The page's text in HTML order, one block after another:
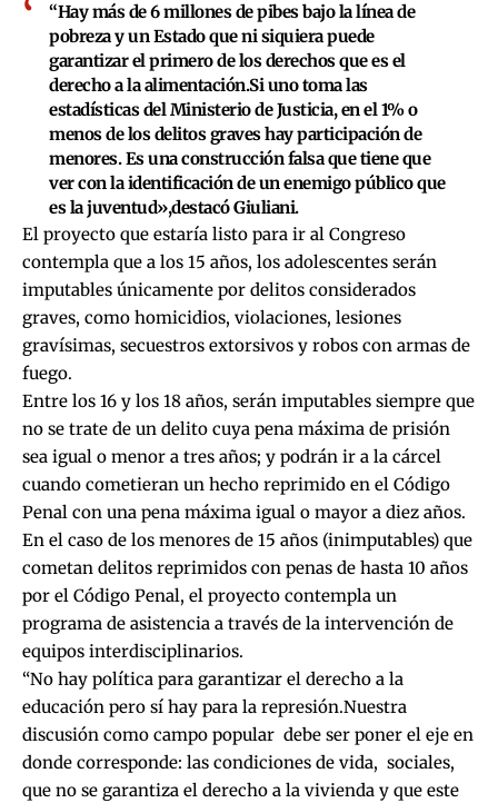
“Hay más de 6 millones de pibes bajo la línea de
pobreza y un Estado que ni siquiera puede
garantizar el primero de los derechos que es el
derecho a la alimentación.Si uno toma las
estadísticas del Ministerio de Justicia, en el 1% o
menos de los delitos graves hay participación de
menores. Es una construcción falsa que tiene que
ver con la identificación de un enemigo público que
es la juventud»,destacó Giuliani.
El proyecto que estaría listo para ir al Congreso
contempla que a los 15 años, los adolescentes serán
imputables únicamente por delitos considerados
graves, como homicidios, violaciones, lesiones
gravísimas, secuestros extorsivos y robos con armas de
fuego.
Entre los 16 y los 18 años, serán imputables siempre que
no se trate de un delito cuya pena máxima de prisión
sea igual o menor a tres años; y podrán ir a la cárcel
cuando cometieran un hecho reprimido en el Código
Penal con una pena máxima igual o mayor a diez años.
En el caso de los menores de 15 años (inimputables) que
cometan delitos reprimidos con penas de hasta 10 años
por el Código Penal, el proyecto contempla un
programa de asistencia a través de la intervención de
equipos interdisciplinarios.
“No hay política para garantizar el derecho a la
educación pero sí hay para la represión.Nuestra
discusión como campo popular debe ser poner el eje en
donde corresponde: las condiciones de vida, sociales,
que no se garantiza el derecho a la vivienda y que este